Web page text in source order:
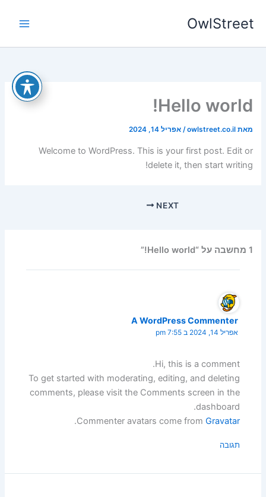
לתוכןOwlStreet
Hello world!
מאתowlstreet.co.il
/אפריל 14, 2024
Welcome to WordPress. This is your first post. Edit or
delete it, then start writing!
NEXT
1 מחשבה על “Hello world!”
A WordPress Commenter
אפריל 14, 2024 ב 7:55 pm
Hi, this is a comment.
To get started with moderating, editing, and deleting
comments, please visit the Comments screen in the
dashboard.
Commenter avatars come from Gravatar
.
תגובה